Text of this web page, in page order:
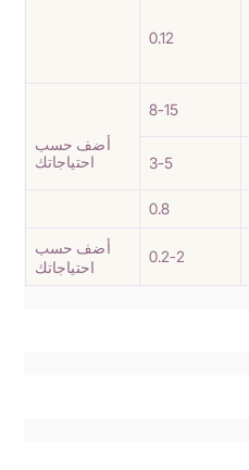
0.12
8-15
أضف حسب
احتياجاتك
3-5
0.8
0.2-2
أضف حسب
احتياجاتك